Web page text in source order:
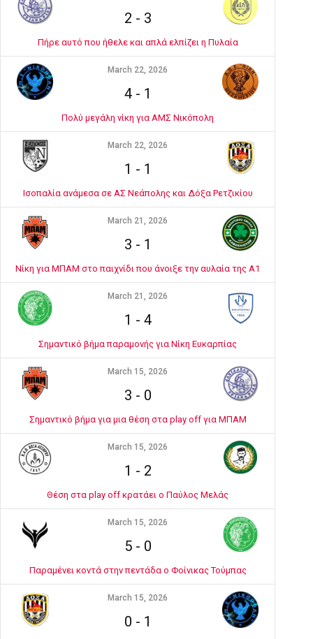
2 - 3
Πήρε αυτό που ήθελε και απλά ελπίζει η Πυλαία
March 22, 2026
4- 1
Πολύ μεγάλη νίκη για ΑΜΣ Νικόπολη
March 22, 2026
1 - 1
Ισοπαλία ανάμεσα σε ΑΣ Νεάπολης και Δόξα Ρετζικίου
March 21, 2026
3 - 1
Νίκη για ΜΠΑΜ στο παιχνίδι που άνοιξε την αυλαία της Α1
March 21, 2026
1 - 4
Σημαντικό βήμα παραμονής για Νίκη Ευκαρπίας
March 15, 2026
3 - 0
Σημαντικό βήμα για μια θέση στα play off για ΜΠΑΜ
March 15, 2026
1 - 2
Θέση στα play off κρατάει ο Παύλος Μελάς
March 15, 2026
5- 0
Παραμένει κοντά στην πεντάδα ο Φοίνικας Τούμπας
March 15, 2026
0 - 1